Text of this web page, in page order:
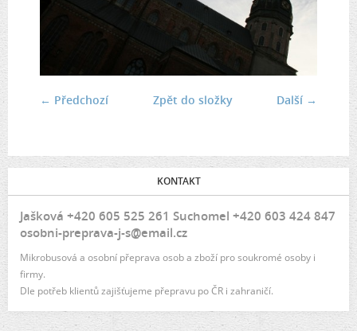
← Předchozí Další →
Zpět do složky
KONTAKT
Jašková +420 605 525 261 Suchomel +420 603 424 847
osobni-preprava-j-s@email.cz
Mikrobusová a osobní přeprava osob a zboží pro soukromé osoby i
firmy.
Dle potřeb klientů zajišťujeme přepravu po ČR i zahraničí.